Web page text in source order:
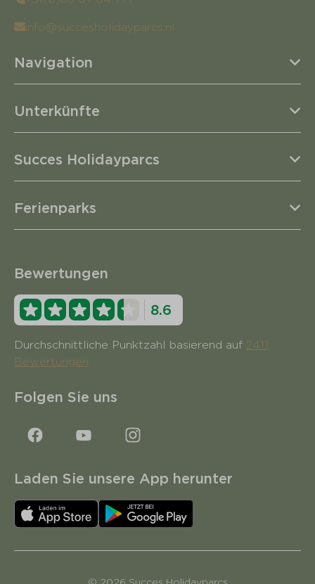
info@succesholidayparcs.nl
Navigation
Unterkünfte
Succes Holidayparcs
Ferienparks
Bewertungen
8.6
Durchschnittliche Punktzahl basierend auf 2411
Bewertungen
Folgen Sie uns
Laden Sie unsere App herunter
© 2026 Succes Holidayparcs